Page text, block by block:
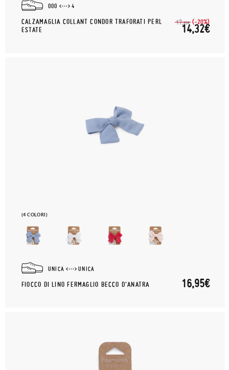
000 4
CALZAMAGLIA COLLANT CONDOR TRAFORATI PERL
ESTATE
17,90€ (-20%)
14,32€
(4 COLORI)
UNICA UNICA
FIOCCO DI LINO FERMAGLIO BECCO D'ANATRA 16,95€